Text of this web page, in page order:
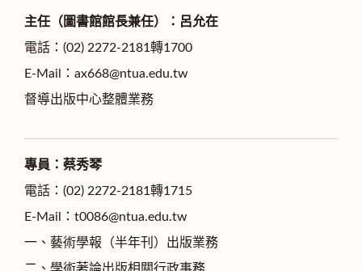
主任（圖書館館長兼任）：呂允在
電話：(02) 2272-2181轉1700
E-Mail：ax668@ntua.edu.tw
督導出版中心整體業務
專員：蔡秀琴
電話：(02) 2272-2181轉1715
E-Mail：t0086@ntua.edu.tw
一、藝術學報（半年刊）出版業務